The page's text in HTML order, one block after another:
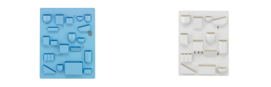
Aufbewahren
Regale & Schränke
Bücherregale
Wandregale